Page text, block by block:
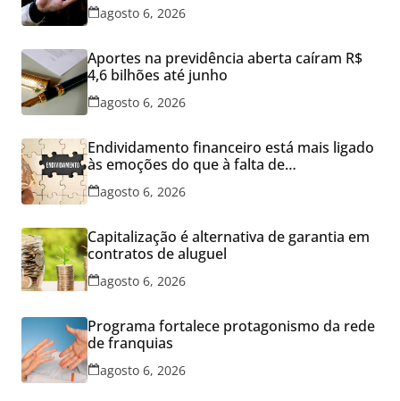
agosto 6, 2026
Aportes na previdência aberta caíram R$
4,6 bilhões até junho
agosto 6, 2026
Endividamento financeiro está mais ligado
às emoções do que à falta de
conhecimento
agosto 6, 2026
Capitalização é alternativa de garantia em
contratos de aluguel
agosto 6, 2026
Programa fortalece protagonismo da rede
de franquias
agosto 6, 2026